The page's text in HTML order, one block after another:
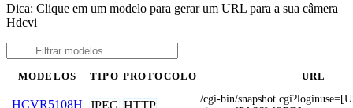
Dica: Clique em um modelo para gerar um URL para a sua câmera
Hdcvi
MODELOS TIPO PROTOCOLO URL
HCVR5108H JPEG HTTP
/cgi-bin/